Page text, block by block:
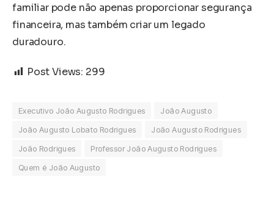
familiar pode não apenas proporcionar segurança
financeira, mas também criar um legado
duradouro.
Post Views: 299
Executivo João Augusto Rodrigues
João Augusto
João Augusto Lobato Rodrigues
João Augusto Rodrigues
João Rodrigues
Professor João Augusto Rodrigues
Quem é João Augusto